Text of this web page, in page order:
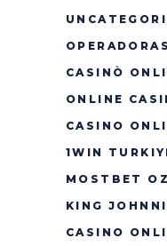
OPERADORAS
CASINÒ
ONLINE
CASINO
1WIN
MOSTBET
KING
CASINO